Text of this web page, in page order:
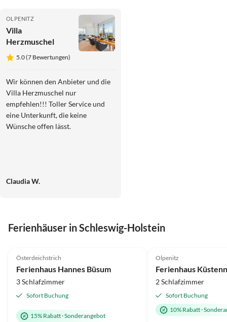
OLPENITZ
Villa
Herzmuschel
5.0 (7 Bewertungen)
Wir können den Anbieter und die
Villa Herzmuschel nur
empfehlen!!! Toller Service und
eine Unterkunft, die keine
Wünsche offen lässt.
Claudia W.
Ferienhäuser in Schleswig-Holstein
Österdeichstrich
Ferienhaus Hannes Büsum
3 Schlafzimmer
Sofort Buchung
15% Rabatt·Sonderangebot
Olpenitz
Ferienhaus
2 Schlafzimmer
Sofort Buchung
10% Rabatt·